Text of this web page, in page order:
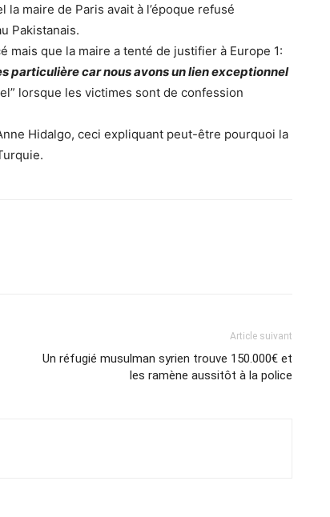
maire de Paris avait à l’époque refusé
Pakistanais.
mais que la maire a tenté de justifier à Europe 1:
particulière car nous avons un lien exceptionnel
lorsque les victimes sont de confession
Hidalgo, ceci expliquant peut-être pourquoi la
Article suivant
Un réfugié musulman syrien trouve 150.000€ et
les ramène aussitôt à la police